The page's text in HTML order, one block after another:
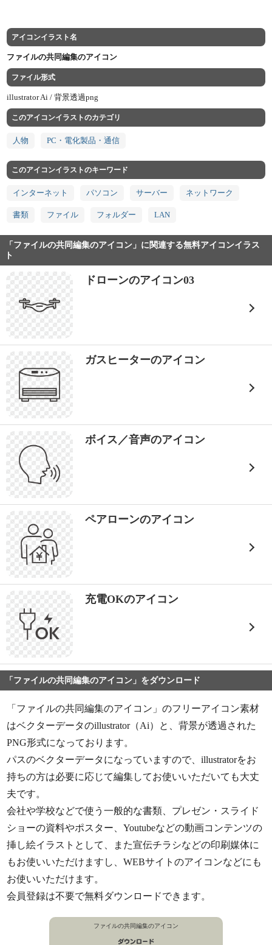
アイコンイラスト名
ファイルの共同編集のアイコン
ファイル形式
illustrator Ai /背景透過png
このアイコンイラストのカテゴリ
人物 PC・電化製品・通信
このアイコンイラストのキーワード
インターネット パソコン サーバー ネットワーク
書類 ファイル フォルダー LAN
「ファイルの共同編集のアイコン」に関連する無料アイコンイラス
ト
ドローンのアイコン03
ガスヒーターのアイコン
ボイス／音声のアイコン
ペアローンのアイコン
充電OKのアイコン
「ファイルの共同編集のアイコン」をダウンロード
「ファイルの共同編集のアイコン」のフリーアイコン素材
はベクターデータのillustrator（Ai）と、背景が透過された
PNG形式になっております。
パスのベクターデータになっていますので、illustratorをお
持ちの方は必要に応じて編集してお使いいただいても大丈
夫です。
会社や学校などで使う一般的な書類、プレゼン・スライド
ショーの資料やポスター、Youtubeなどの動画コンテンツの
挿し絵イラストとして、また宣伝チラシなどの印刷媒体に
もお使いいただけますし、WEBサイトのアイコンなどにも
お使いいただけます。
会員登録は不要で無料ダウンロードできます。
ファイルの共同編集のアイコン